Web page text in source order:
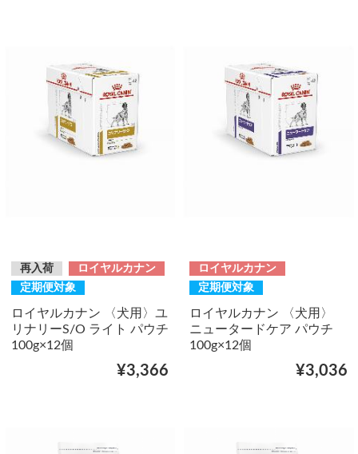
再入荷
ロイヤルカナン
定期便対象
ロイヤルカナン 〈犬用〉ユ
リナリーS/O ライト パウチ
100g×12個
¥3,366
ロイヤルカナン
定期便対象
ロイヤルカナン 〈犬用〉
ニュータードケア パウチ
100g×12個
¥3,036